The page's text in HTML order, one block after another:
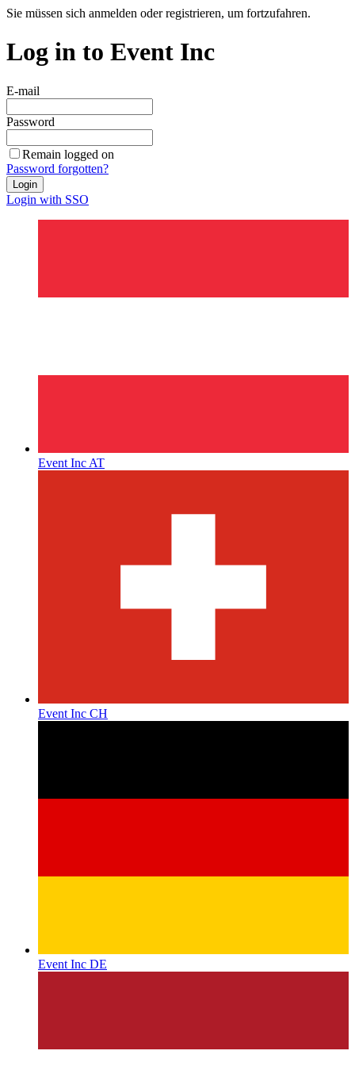
Sie müssen sich anmelden oder registrieren, um fortzufahren.
Log in to Event Inc
E-mail
Password
Remain logged on
Password forgotten?
Login
Login with SSO
Event Inc AT
Event Inc CH
Event Inc DE